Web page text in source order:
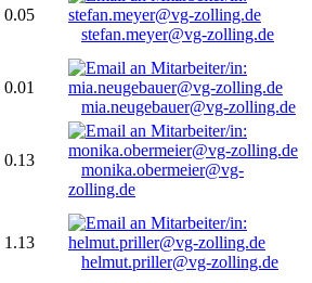
0.05
stefan.meyer@vg-zolling.de
0.01
mia.neugebauer@vg-zolling.de
0.13
monika.obermeier@vg-
zolling.de
1.13
helmut.priller@vg-zolling.de